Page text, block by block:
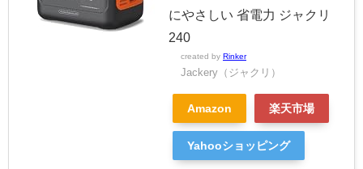
にやさしい 省電力 ジャクリ
240
created by Rinker
Jackery（ジャクリ）
Amazon 楽天市場
Yahooショッピング